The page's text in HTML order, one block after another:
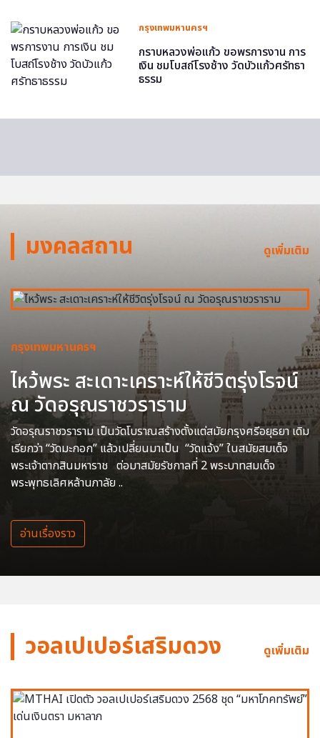
กรุงเทพมหานครฯ
กราบหลวงพ่อแก้ว ขอพรการงาน การ
เงิน ชมโบสถ์โรงช้าง วัดบัวแก้วศรัทธา
ธรรม
มงคลสถาน ดูเพิ่มเติม
กรุงเทพมหานครฯ
ไหว้พระ สะเดาะเคราะห์ให้ชีวิตรุ่งโรจน์
ณ วัดอรุณราชวราราม
วัดอรุณราชวราราม เป็นวัดโบราณสร้างตั้งแต่สมัยกรุงศรีอยุธยา เดิม
เรียกว่า “วัดมะกอก” แล้วเปลี่ยนมาเป็น “วัดแจ้ง” ในสมัยสมเด็จ
พระเจ้าตากสินมหาราช ต่อมาสมัยรัชกาลที่ 2 พระบาทสมเด็จ
พระพุทธเลิศหล้านภาลัย ..
อ่านเรื่องราว
วอลเปเปอร์เสริมดวง ดูเพิ่มเติม